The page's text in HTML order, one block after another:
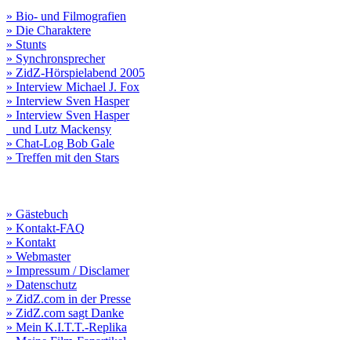
» Bio- und Filmografien
» Die Charaktere
» Stunts
» Synchronsprecher
» ZidZ-Hörspielabend 2005
» Interview Michael J. Fox
» Interview Sven Hasper
» Interview Sven Hasper
und Lutz Mackensy
» Chat-Log Bob Gale
» Treffen mit den Stars
» Gästebuch
» Kontakt-FAQ
» Kontakt
» Webmaster
» Impressum / Disclamer
» Datenschutz
» ZidZ.com in der Presse
» ZidZ.com sagt Danke
» Mein K.I.T.T.-Replika